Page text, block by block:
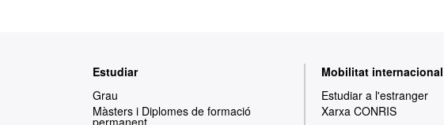
Estudiar
Grau
Màsters i Diplomes de formació
permanent
Mobilitat internacional
Estudiar a l'estranger
Xarxa CONRIS